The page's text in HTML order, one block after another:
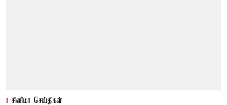
சினிமா செய்திகள்